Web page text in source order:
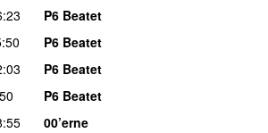
P6 Beatet
P6 Beatet
P6 Beatet
P6 Beatet
00’erne